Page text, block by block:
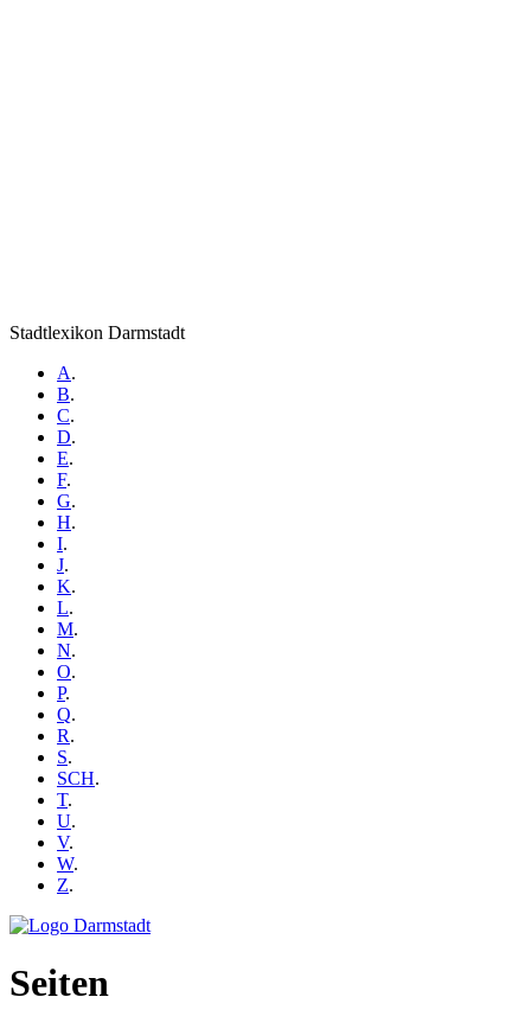
Stadtlexikon Darmstadt
A.
B.
C.
D.
E.
F.
G.
H.
I.
J.
K.
L.
M.
N.
O.
P.
Q.
R.
S.
SCH.
T.
U.
V.
W.
Z.
Seiten